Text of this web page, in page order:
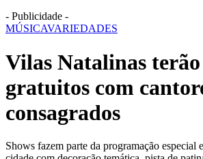
- Publicidade -
MÚSICAVARIEDADES
Vilas Natalinas terão
gratuitos com
consagrados
Shows fazem parte da programação especial